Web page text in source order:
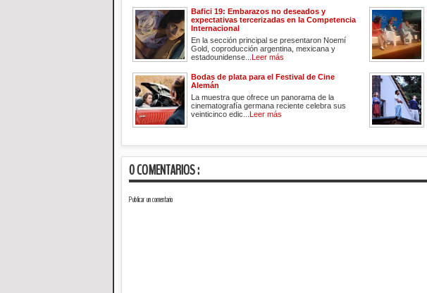
Bafici 19: Embarazos no deseados y
expectativas tercerizadas en la Competencia
Internacional
En la sección principal se presentaron Noemí
Gold, coproducción argentina, mexicana y
estadounidense...
Leer más
Bodas de plata para el Festival de Cine
Alemán
La muestra que ofrece un panorama de la
cinematografía germana reciente celebra sus
veinticinco edic...
Leer más
0 COMENTARIOS :
Publicar un comentario